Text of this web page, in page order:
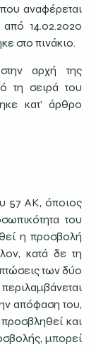
αναφέρεται
14.02.2020
στο πινάκιο.
αρχή της
τη σειρά του
κατ’ άρθρο
57 ΑΚ, όποιος
του
η προσβολή
κατά δε τη
των δύο
απόφαση του,
και
μπορεί